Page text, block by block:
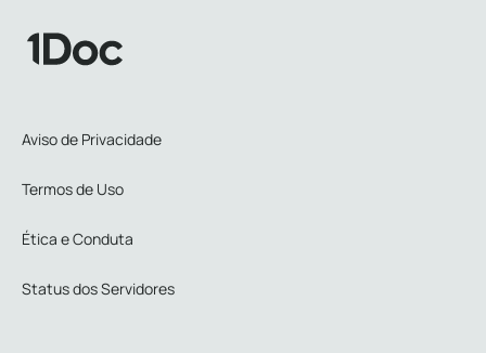
Aviso de Privacidade
Termos de Uso
Ética e Conduta
Status dos Servidores